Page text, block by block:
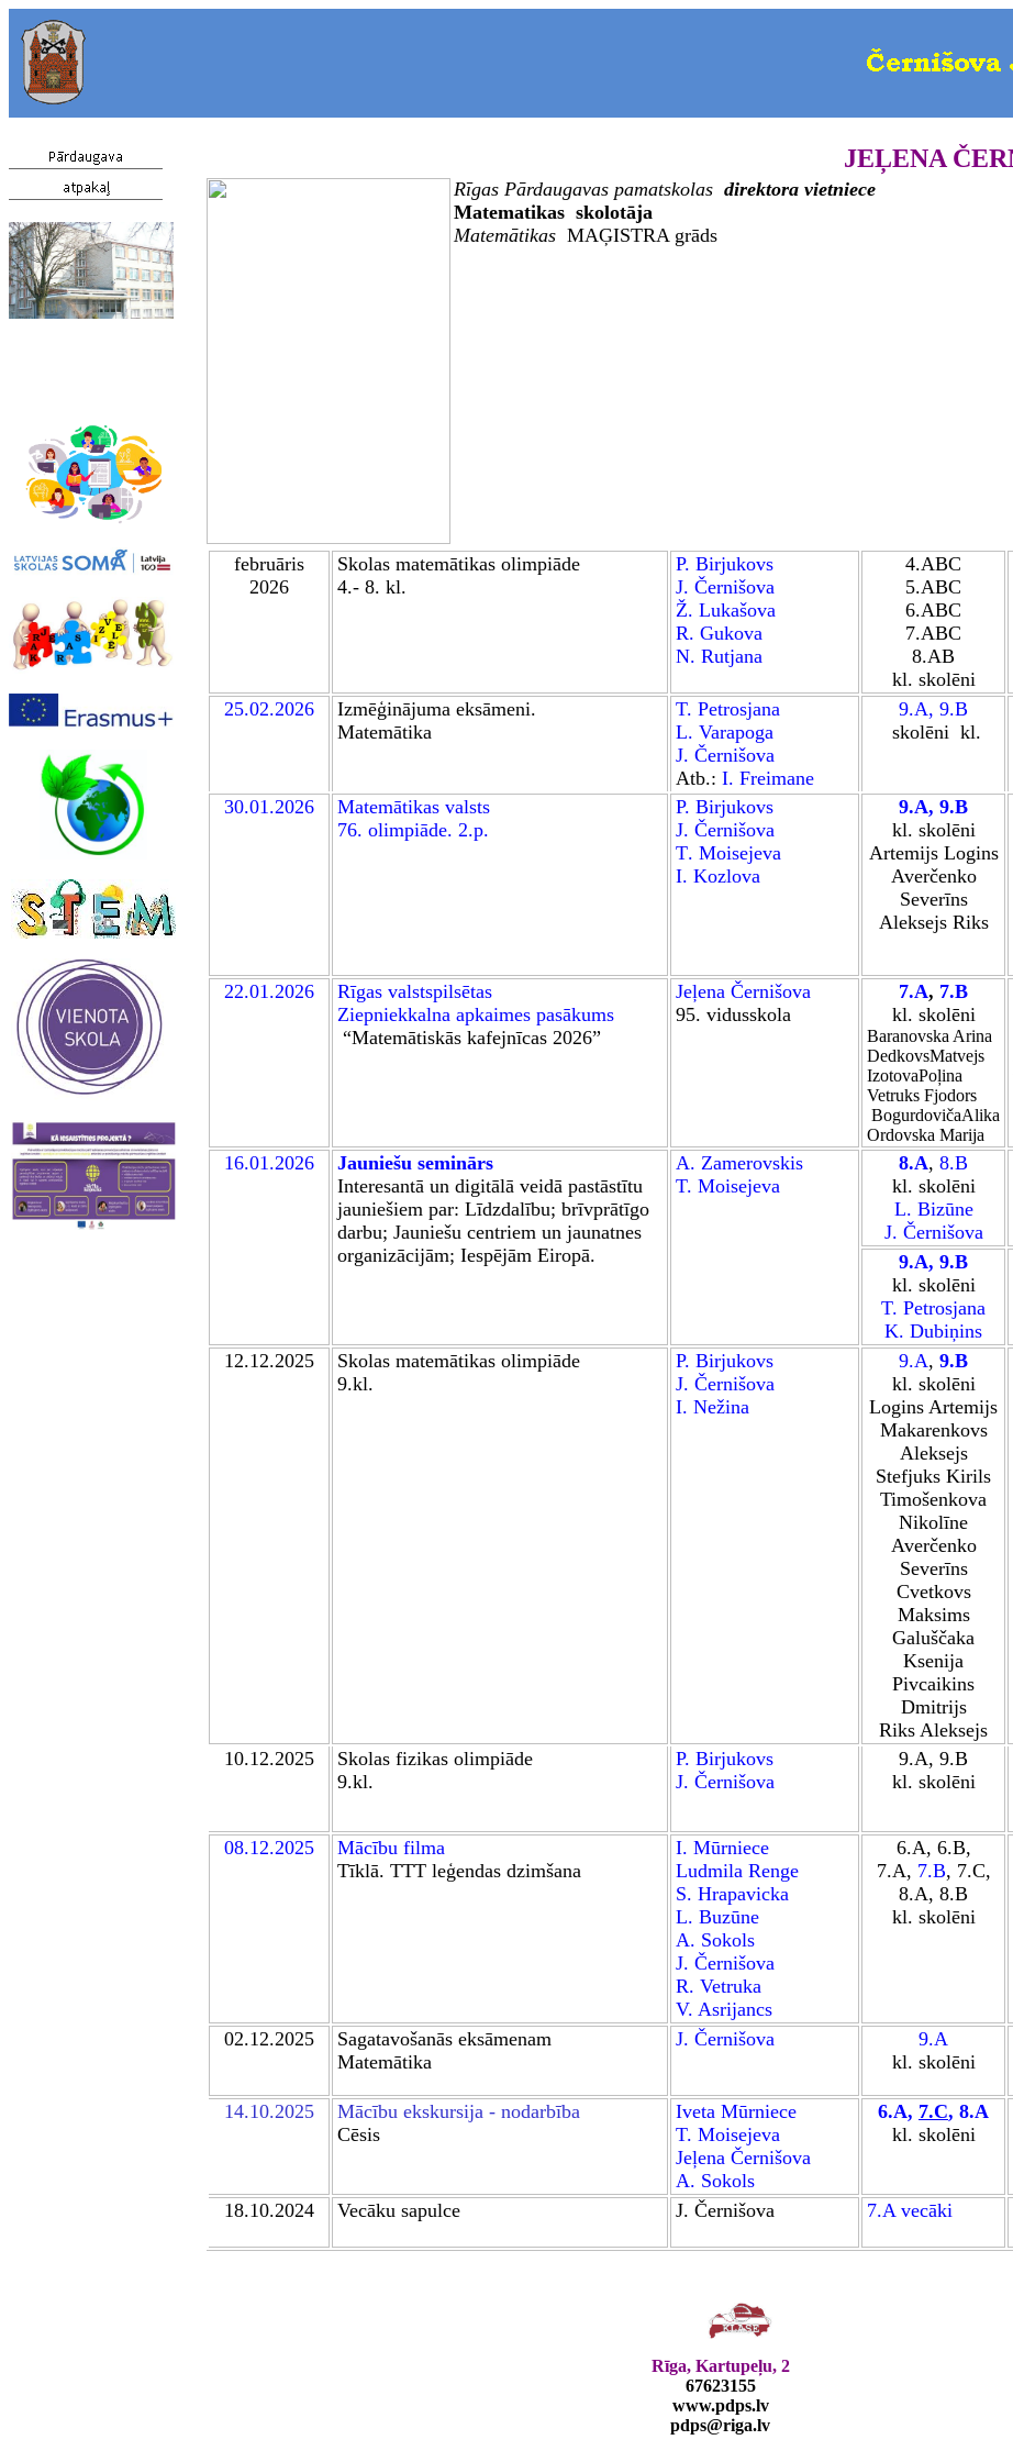
JEĻENA
Rīgas Pārdaugavas pamatskolas direktora vietniece
Matematikas skolotāja
Matemātikas MAĢISTRA grāds
februāris
2026
Skolas matemātikas olimpiāde
4.- 8. kl.
P. Birjukovs
J. Černišova
Ž. Lukašova
R. Gukova
N. Rutjana
4.ABC
5.ABC
6.ABC
7.ABC
8.AB
kl. skolēni
25.02.2026
Izmēģinājuma eksāmeni.
Matemātika
T. Petrosjana
L. Varapoga
J. Černišova
Atb.: I. Freimane
9.A, 9.B
skolēnikl.
30.01.2026
Matemātikas valsts
76. olimpiāde. 2.p.
P. Birjukovs
J. Černišova
T. Moisejeva
I. Kozlova
9.A, 9.B
kl. skolēni
Artemijs Logins
Averčenko
Severīns
Aleksejs Riks
22.01.2026
Rīgas valstspilsētas
Ziepniekkalna apkaimes pasākums
“Matemātiskās kafejnīcas 2026”
Jeļena Černišova
95. vidusskola
7.A, 7.B
kl. skolēni
Baranovska Arina
DedkovsMatvejs
IzotovaPoļina
Vetruks Fjodors
BogurdovičaAlika
Ordovska Marija
16.01.2026
Jauniešu seminārs
Interesantā un digitālā veidā pastāstītu
jauniešiem par: Līdzdalību; brīvprātīgo
darbu; Jauniešu centriem un jaunatnes
organizācijām; Iespējām Eiropā.
A. Zamerovskis
T. Moisejeva
8.A, 8.B
kl. skolēni
L. Bizūne
J. Černišova
9.A, 9.B
kl. skolēni
T. Petrosjana
K. Dubiņins
12.12.2025 Skolas matemātikas olimpiāde
9.kl.
P. Birjukovs
J. Černišova
I. Nežina
9.A, 9.B
kl. skolēni
Logins Artemijs
Makarenkovs
Aleksejs
Stefjuks Kirils
Timošenkova
Nikolīne
Averčenko
Severīns
Cvetkovs
Maksims
Galuščaka
Ksenija
Pivcaikins
Dmitrijs
Riks Aleksejs
10.12.2025 Skolas fizikas olimpiāde
9.kl.
P. Birjukovs
J. Černišova
9.A, 9.B
kl. skolēni
08.12.2025 Mācību filma
Tīklā. TTT leģendas dzimšana
I. Mūrniece
Ludmila Renge
S. Hrapavicka
L. Buzūne
A. Sokols
J. Černišova
R. Vetruka
V. Asrijancs
6.A, 6.B,
7.A, 7.B, 7.C,
8.A, 8.B
kl. skolēni
02.12.2025
Sagatavošanās eksāmenam
Matemātika
J. Černišova
9.A
kl. skolēni
14.10.2025
Mācību ekskursija - nodarbība
Cēsis
Iveta Mūrniece
T. Moisejeva
Jeļena Černišova
A. Sokols
6.A, 7.C, 8.A
kl. skolēni
18.10.2024 Vecāku sapulce J. Černišova 7.A vecāki
Rīga, Kartupeļu, 2
67623155
www.pdps.lv
pdps@riga.lv